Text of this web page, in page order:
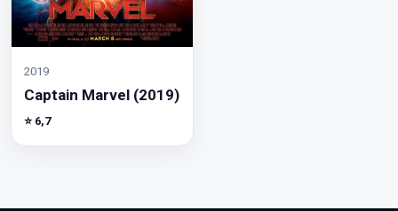
2019
Captain Marvel (2019)
⭐ 6,7